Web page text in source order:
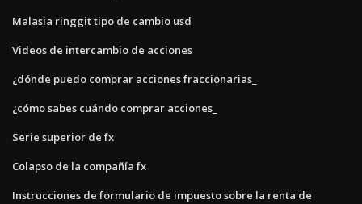
Malasia ringgit tipo de cambio usd
Videos de intercambio de acciones
¿dónde puedo comprar acciones fraccionarias_
¿cómo sabes cuándo comprar acciones_
Serie superior de fx
Colapso de la compañía fx
Instrucciones de formulario de impuesto sobre la renta de